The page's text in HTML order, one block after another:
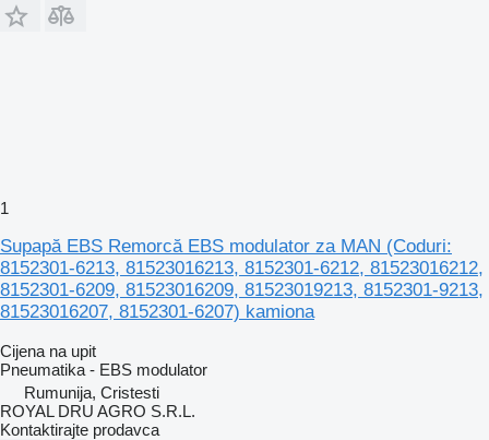
1
Supapă EBS Remorcă EBS modulator za MAN (Coduri:
8152301-6213, 81523016213, 8152301-6212, 81523016212,
8152301-6209, 81523016209, 81523019213, 8152301-9213,
81523016207, 8152301-6207) kamiona
Cijena na upit
Pneumatika - EBS modulator
Rumunija, Cristesti
ROYAL DRU AGRO S.R.L.
Kontaktirajte prodavca